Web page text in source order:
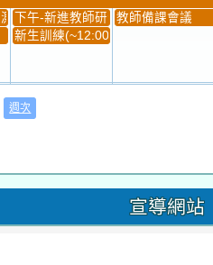
(...下午-新進教師研習教師備課會議
新生訓練(~12:00)
練
發放班級書箱及晨讀...
週次
宣導網站